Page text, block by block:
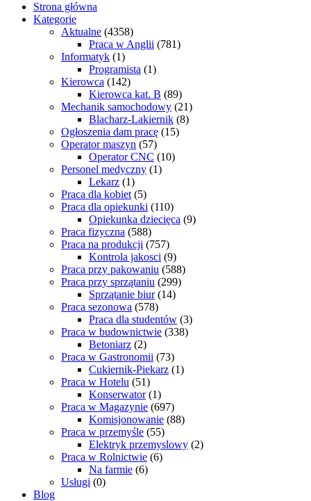
Strona główna
Kategorie
Aktualne (4358)
Praca w Anglii (781)
Informatyk (1)
Programista (1)
Kierowca (142)
Kierowca kat. B (89)
Mechanik samochodowy (21)
Blacharz-Lakiernik (8)
Ogłoszenia dam pracę (15)
Operator maszyn (57)
Operator CNC (10)
Personel medyczny (1)
Lekarz (1)
Praca dla kobiet (5)
Praca dla opiekunki (110)
Opiekunka dziecięca (9)
Praca fizyczna (588)
Praca na produkcji (757)
Kontrola jakosci (9)
Praca przy pakowaniu (588)
Praca przy sprzątaniu (299)
Sprzątanie biur (14)
Praca sezonowa (578)
Praca dla studentów (3)
Praca w budownictwie (338)
Betoniarz (2)
Praca w Gastronomii (73)
Cukiernik-Piekarz (1)
Praca w Hotelu (51)
Konserwator (1)
Praca w Magazynie (697)
Komisjonowanie (88)
Praca w przemyśle (55)
Elektryk przemyslowy (2)
Praca w Rolnictwie (6)
Na farmie (6)
Usługi (0)
Blog